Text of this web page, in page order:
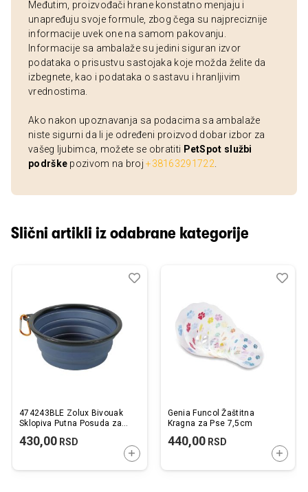
Međutim, proizvođači hrane konstatno menjaju i
unapređuju svoje formule, zbog čega su najpreciznije
informacije uvek one na samom pakovanju.
Informacije sa ambalaže su jedini siguran izvor
podataka o prisustvu sastojaka koje možda želite da
izbegnete, kao i podataka o sastavu i hranljivim
vrednostima.
Ako nakon upoznavanja sa podacima sa ambalaže
niste sigurni da li je određeni proizvod dobar izbor za
vašeg ljubimca, možete se obratiti PetSpot službi
podrške pozivom na broj+38163291722
Slični artikli iz odabrane kategorije
474243BLE Zolux Bivouak
Sklopiva Putna Posuda za
430,00 RSD
DODAJTE U KORPU
Dodaj
Uporedi
Genia Funcol Žaštitna
Kragna za Pse 7,5cm
440,00RSD